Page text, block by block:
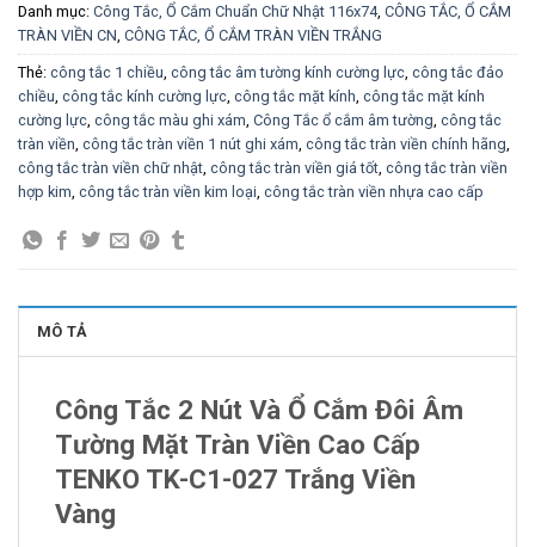
Danh mục: Công Tắc, Ổ Cắm Chuẩn Chữ Nhật 116x74, CÔNG TẮC, Ổ CẮM
TRÀN VIỀN CN CÔNG TẮC, Ổ CẮM TRÀN VIỀN TRẮNG
Thẻ: công tắc 1 chiều công tắc âm tường kính cường lực công tắc đảo
chiều công tắc kính cường lực công tắc mặt kính công tắc mặt kính
cường lực công tắc màu ghi xám Công Tắc ổ cắm âm tường công tắc
tràn viền công tắc tràn viền 1 nút ghi xám công tắc tràn viền chính hãng
công tắc tràn viền chữ nhật công tắc tràn viền giá tốt công tắc tràn viền
hợp kim công tắc tràn viền kim loại công tắc tràn viền nhựa cao cấp
MÔ TẢ
Công Tắc 2 Nút Và Ổ Cắm Đôi Âm
Tường Mặt Tràn Viền Cao Cấp
TENKO TK-C1-027 Trắng Viền
Vàng